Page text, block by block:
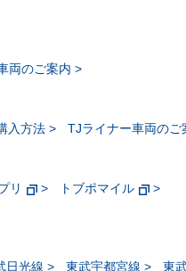
両のご案内
入方法 TJライナー車両のご
リ
トブポマイル
日光線 東武宇都宮線
東